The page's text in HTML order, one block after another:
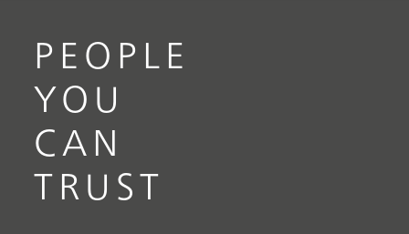
PEOPLE
YOU
CAN
TRUST